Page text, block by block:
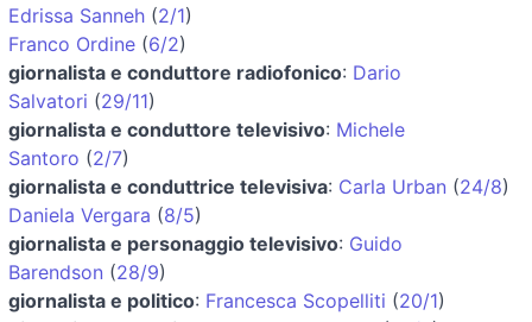
Edrissa Sanneh (2/1)
Franco Ordine (6/2)
giornalista e conduttore radiofonico: Dario
Salvatori (29/11)
giornalista e conduttore televisivo: Michele
Santoro (2/7)
giornalista e conduttrice televisiva: Carla Urban (24/8)
Daniela Vergara (8/5)
giornalista e personaggio televisivo: Guido
Barendson (28/9)
giornalista e politico: Francesca Scopelliti (20/1)